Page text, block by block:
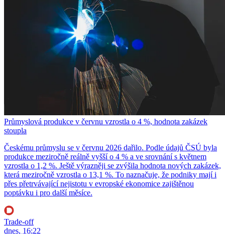
Průmyslová produkce v červnu vzrostla o 4 %, hodnota zakázek
stoupla
Českému průmyslu se v červnu 2026 dařilo. Podle údajů ČSÚ byla
produkce meziročně reálně vyšší o 4 % a ve srovnání s květnem
vzrostla o 1,2 %. Ještě výrazněji se zvýšila hodnota nových zakázek,
která meziročně vzrostla o 13,1 %. To naznačuje, že podniky mají i
přes přetrvávající nejistotu v evropské ekonomice zajištěnou
poptávku i pro další měsíce.
Trade-off
dnes, 16:22